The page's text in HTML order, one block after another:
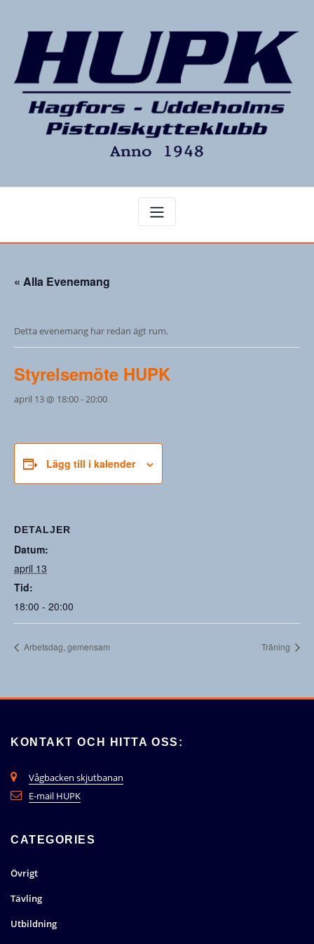
innehåll
« Alla Evenemang
Detta evenemang har redan ägt rum.
Styrelsemöte HUPK
april 13 @ 18:00-20:00
Lägg till i kalender
DETALJER
Datum:
april 13
Tid:
18:00 - 20:00
Arbetsdag, gemensam Träning
KONTAKT OCH HITTA OSS:
Vågbacken skjutbanan
E-mail HUPK
CATEGORIES
Övrigt
Tävling
Utbildning